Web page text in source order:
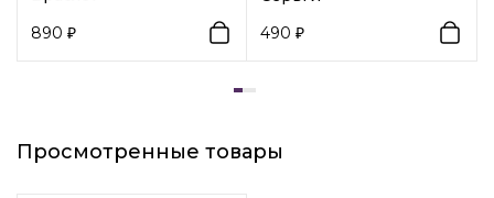
890
490
Просмотренные товары